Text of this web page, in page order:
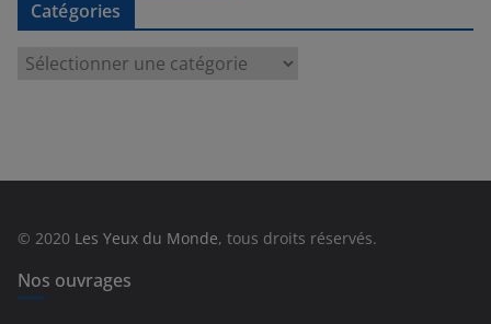
Catégories
e
s
© 2020 Les Yeux du Monde, tous droits réservés.
Nos ouvrages